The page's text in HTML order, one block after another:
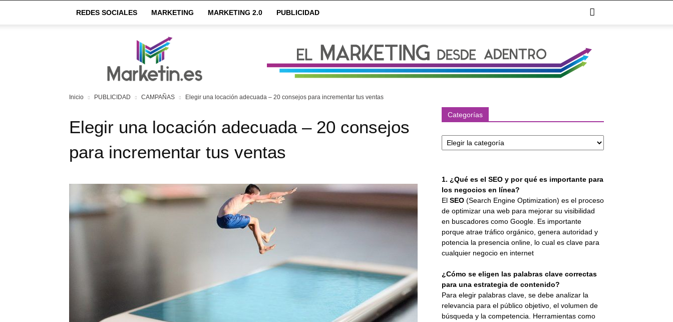
REDES SOCIALES MARKETING MARKETING 2.0 PUBLICIDAD
Inicio PUBLICIDAD CAMPAÑAS Elegir una locación adecuada – 20 consejos para incrementar tus ventas
Elegir una locación adecuada – 20 consejos
para incrementar tus ventas
Categorías
1. ¿Qué es el SEO y por qué es importante para
los negocios en línea?
El SEO (Search Engine Optimization) es el proceso
de optimizar una web para mejorar su visibilidad
en buscadores como Google. Es importante
porque atrae tráfico orgánico, genera autoridad y
potencia la presencia online, lo cual es clave para
cualquier negocio en internet
¿Cómo se eligen las palabras clave correctas
para una estrategia de contenido?
Para elegir palabras clave, se debe analizar la
relevancia para el público objetivo, el volumen de
búsqueda y la competencia. Herramientas como